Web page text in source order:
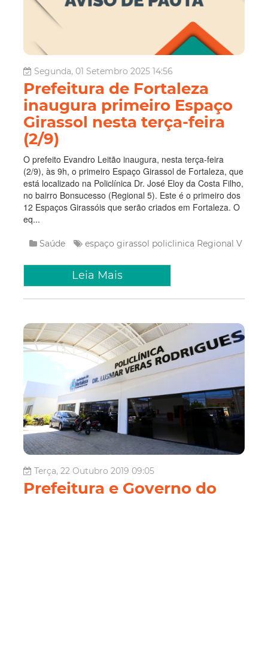
Segunda, 01 Setembro 2025 14:56
Prefeitura de Fortaleza
inaugura primeiro Espaço
Girassol nesta terça-feira
(2/9)
O prefeito Evandro Leitão inaugura, nesta terça-feira
(2/9), às 9h, o primeiro Espaço Girassol de Fortaleza, que
está localizado na Policlínica Dr. José Eloy da Costa Filho,
no bairro Bonsucesso (Regional 5). Este é o primeiro dos
12 Espaços Girassóis que serão criados em Fortaleza. O
eq...
Saúde espaço girassol policlinica Regional V
Leia Mais
Terça, 22 Outubro 2019 09:05
Prefeitura e Governo do